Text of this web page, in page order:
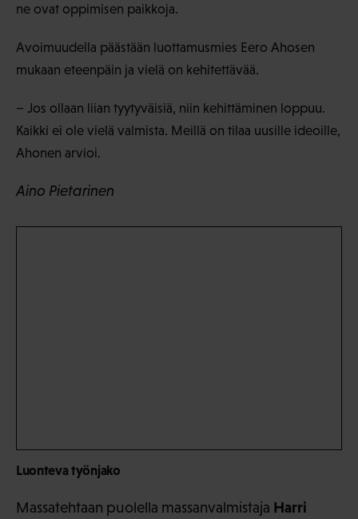
ne ovat oppimisen paikkoja.
Avoimuudella päästään luottamusmies Eero Ahosen
mukaan eteenpäin ja vielä on kehitettävää.
− Jos ollaan liian tyytyväisiä, niin kehittäminen loppuu.
Kaikki ei ole vielä valmista. Meillä on tilaa uusille ideoille,
Ahonen arvioi.
Aino Pietarinen
Luonteva työnjako
Massatehtaan puolella massanvalmistaja Harri